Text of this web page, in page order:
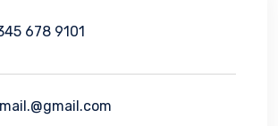
678 9101